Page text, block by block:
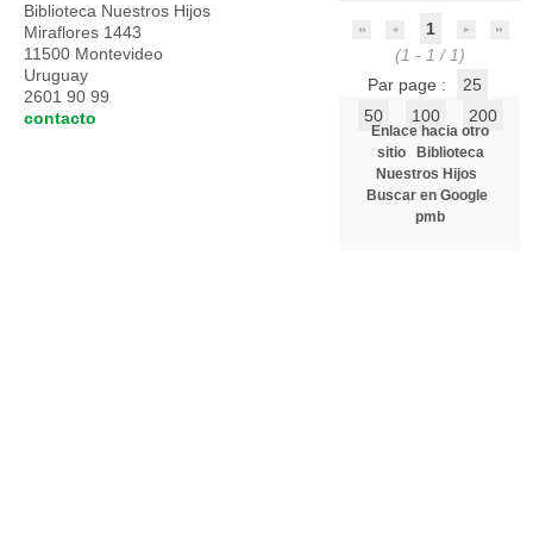
1
(1 - 1 / 1)
Par page :
25
50
100 200
Enlace hacia otro
sitio
Biblioteca
Nuestros Hijos
Buscar en Google
pmb
Biblioteca Nuestros Hijos
Miraflores 1443
11500 Montevideo
Uruguay
2601 90 99
contacto